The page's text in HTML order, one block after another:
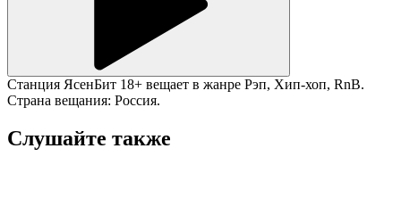
Станция ЯсенБит 18+ вещает в жанре Рэп, Хип-хоп, RnB.
Страна вещания: Россия.
Слушайте также